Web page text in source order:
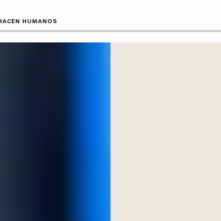
HUMANOS